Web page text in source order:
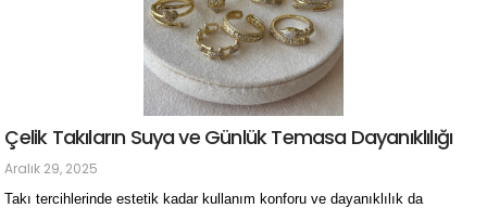
Çelik Takıların Suya ve Günlük Temasa Dayanıklılığı
Aralık 29, 2025
Takı tercihlerinde estetik kadar kullanım konforu ve dayanıklılık da